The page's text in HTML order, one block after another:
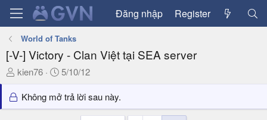
Đăng nhập Register
World of Tanks
[-V-] Victory - Clan Việt tại SEA server
T
r
e
kien76
N
à
y
5/10/12
Không mở trả lời sau này.